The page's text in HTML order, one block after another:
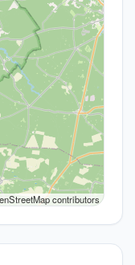
contributors